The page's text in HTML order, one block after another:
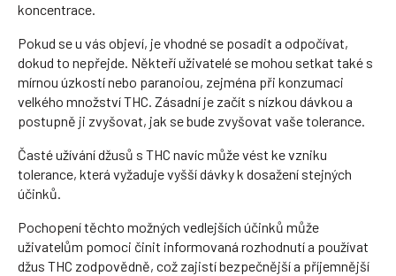
koncentrace.
Pokud se u vás objeví, je vhodné se posadit a odpočívat,
dokud to nepřejde. Někteří uživatelé se mohou setkat také s
mírnou úzkostí nebo paranoiou, zejména při konzumaci
velkého množství THC. Zásadní je začít s nízkou dávkou a
postupně ji zvyšovat, jak se bude zvyšovat vaše tolerance.
Časté užívání džusů s THC navíc může vést ke vzniku
tolerance, která vyžaduje vyšší dávky k dosažení stejných
účinků.
Pochopení těchto možných vedlejších účinků může
uživatelům pomoci činit informovaná rozhodnutí a používat
džus THC zodpovědně, což zajistí bezpečnější a příjemnější